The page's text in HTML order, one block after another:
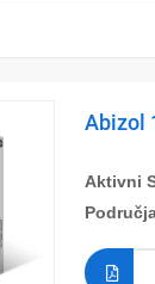
Abizol
Aktivni